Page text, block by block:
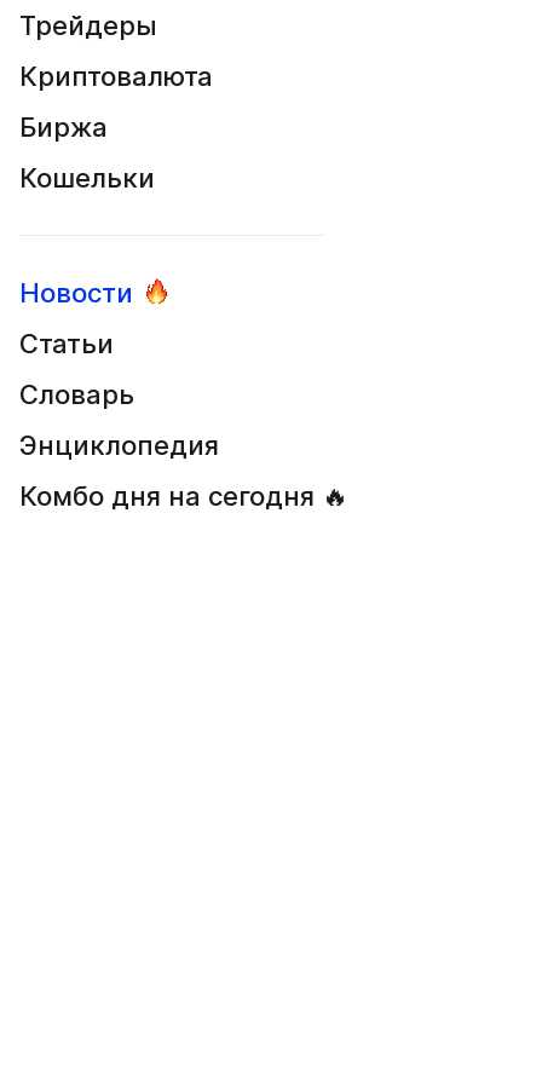
Трейдеры
Криптовалюта
Биржа
Кошельки
Новости
Статьи
Словарь
Энциклопедия
Комбо дня на сегодня 🔥